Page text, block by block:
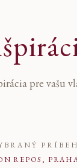
pre vašu
PRÍBEH
REPOS,